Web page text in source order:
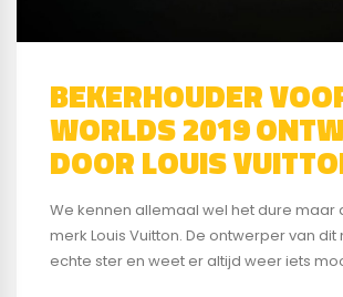
BEKERHOUDER
WORLDS 2019
DOOR LOUIS
We kennen allemaal wel het dure maar
merk Louis Vuitton. De ontwerper van dit
echte ster en weet er altijd weer iets